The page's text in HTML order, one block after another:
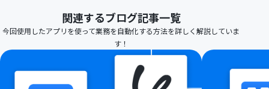
関連するブログ記事一覧
今回使用したアプリを使って業務を自動化する方法を詳しく解説していま
す！